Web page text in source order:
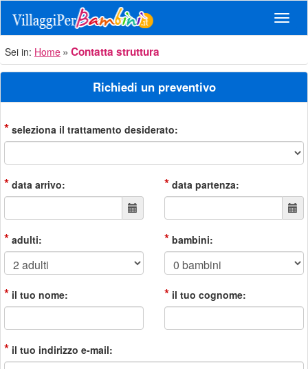
Sei in: Home Contatta struttura
Richiedi un preventivo
* seleziona il trattamento desiderato:
* data arrivo: * data partenza:
* adulti: * bambini:
* il tuo nome: * il tuo cognome:
* il tuo indirizzo e-mail: